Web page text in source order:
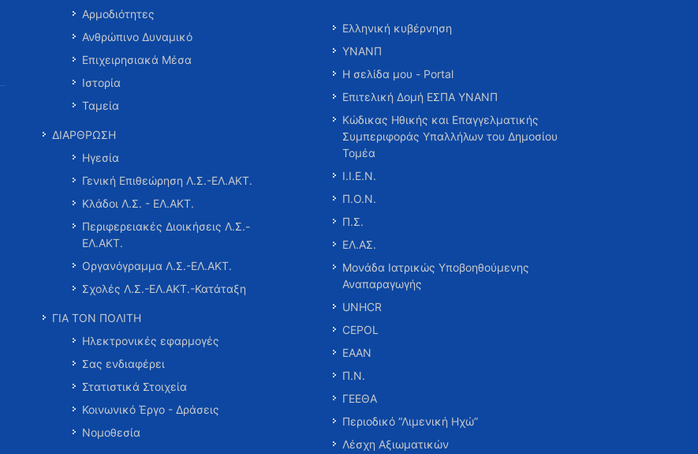
Αρμοδιότητες
Ανθρώπινο Δυναμικό
Επιχειρησιακά Μέσα
Ιστορία
Ταμεία
ΔΙΑΡΘΡΩΣΗ
Ηγεσία
Γενική Επιθεώρηση Λ.Σ.-ΕΛ.ΑΚΤ.
Κλάδοι Λ.Σ. - ΕΛ.ΑΚΤ.
Περιφερειακές Διοικήσεις Λ.Σ.-
ΕΛ.ΑΚΤ.
Οργανόγραμμα Λ.Σ.-ΕΛ.ΑΚΤ.
Σχολές Λ.Σ.-ΕΛ.ΑΚΤ.-Κατάταξη
ΓΙΑ ΤΟΝ ΠΟΛΙΤΗ
Ηλεκτρονικές εφαρμογές
Σας ενδιαφέρει
Στατιστικά Στοιχεία
Κοινωνικό Έργο - Δράσεις
Νομοθεσία
Ελληνική κυβέρνηση
ΥΝΑΝΠ
Η σελίδα μου - Portal
Επιτελική Δομή ΕΣΠΑ ΥΝΑΝΠ
Κώδικας Ηθικής και Επαγγελματικής
Συμπεριφοράς Υπαλλήλων του Δημοσίου
Τομέα
Ι.Ι.Ε.Ν.
Π.Ο.Ν.
Π.Σ.
ΕΛ.ΑΣ.
Μονάδα Ιατρικώς Υποβοηθούμενης
Αναπαραγωγής
UNHCR
CEPOL
ΕΑΑΝ
Π.Ν.
ΓΕΕΘΑ
Περιοδικό “Λιμενική Ηχώ”
Λέσχη Αξιωματικών